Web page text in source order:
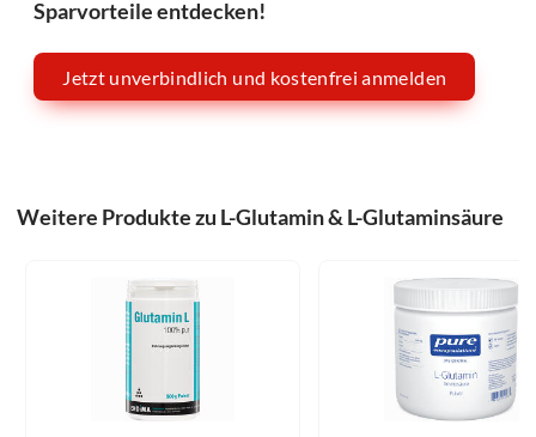
Sparvorteile entdecken!
Jetzt unverbindlich und kostenfrei anmelden
Weitere Produkte zu L-Glutamin & L-Glutaminsäure